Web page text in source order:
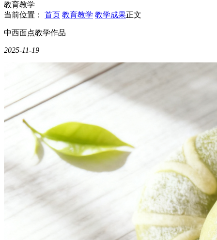
教育教学
当前位置：
首页 教育教学 教学成果正文
中西面点教学作品
2025-11-19